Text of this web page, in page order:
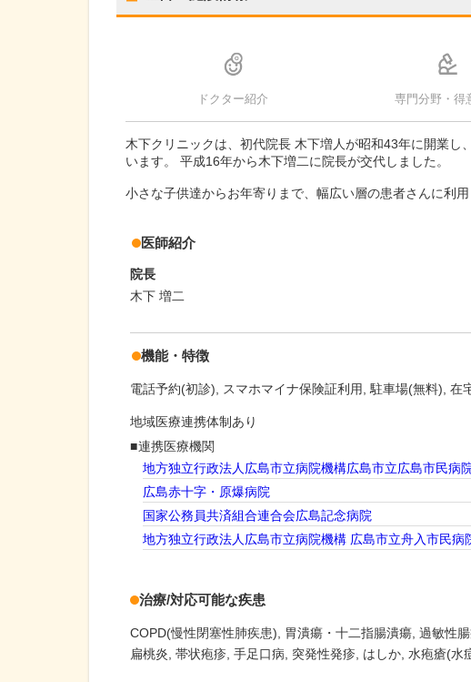
ドクター紹介 専門分野・得
木下クリニックは、初代院長 木下増人が昭和43年に開業し
います。 平成16年から木下増二に院長が交代しました。
小さな子供達からお年寄りまで、幅広い層の患者さんに利用
医師紹介
院長
木下 増二
機能・特徴
電話予約(初診) スマホマイナ保険証利用 駐車場(無料) 在
地域医療連携体制あり
連携医療機関
地方独立行政法人広島市立病院機構広島市立広島市民病
広島赤十字・原爆病院
国家公務員共済組合連合会広島記念病院
地方独立行政法人広島市立病院機構 広島市立舟入市民病
治療/対応可能な疾患
COPD(慢性閉塞性肺疾患) 胃潰瘍・十二指腸潰瘍 過敏性
扁桃炎 帯状疱疹 手足口病 突発性発疹 はしか 水疱瘡(水